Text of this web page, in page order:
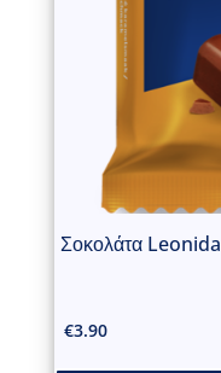
Σοκολάτα
€3.90